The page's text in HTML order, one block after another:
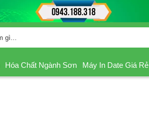
Hóa Chất Ngành Sơn Máy In Date Giá Rẻ